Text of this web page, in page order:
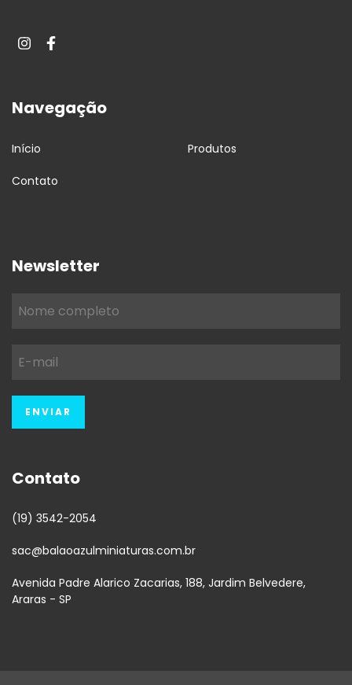
Navegação
Início Produtos
Contato
Newsletter
Contato
(19) 3542-2054
sac@balaoazulminiaturas.com.br
Avenida Padre Alarico Zacarias, 188, Jardim Belvedere,
Araras - SP